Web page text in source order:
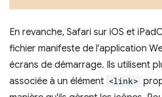
En revanche, Safari sur iOS et
fichier manifeste de l'application
écrans de démarrage. Ils utilisent
associée à un élément <link>